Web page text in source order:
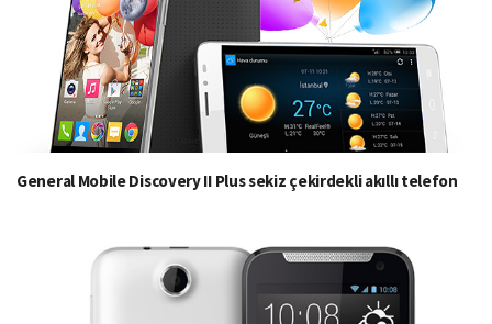
General Mobile Discovery II Plus sekiz çekirdekli akıllı telefon